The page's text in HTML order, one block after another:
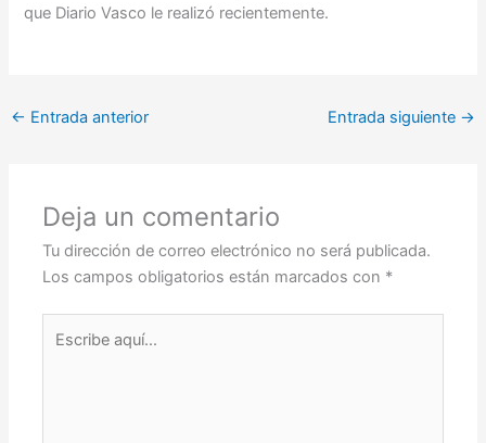
que Diario Vasco le realizó recientemente.
← Entrada anterior Entrada siguiente →
Deja un comentario
Tu dirección de correo electrónico no será publicada.
Los campos obligatorios están marcados con *
aquí...